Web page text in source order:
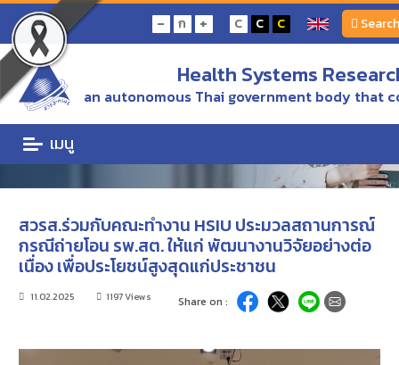
- ก + C C C Search
Health Systems
an autonomous Thai government body that
เมนู
Home
ข่าว/ความเคลื่อนไหว
สวรส.ร่วมกับคณะทำงาน HSIU ประมวลสถานการณ์กรณีถ่ายโอน รพ.สต. ให้แก่ พัฒนางาน
วิจัยอย่างต่อเนื่อง เพื่อประโยชน์สูงสุดแก่ประชาชน
ข่าว/ความเคลื่อนไหว
ข่าว/ความเคลื่อนไหว
สวรส.ร่วมกับคณะทำงาน HSIU ประมวลสถานการณ์
กรณีถ่ายโอน รพ.สต. ให้แก่ พัฒนางานวิจัยอย่างต่อ
เนื่อง เพื่อประโยชน์สูงสุดแก่ประชาชน
11.02.2025 1197 Views Share on :